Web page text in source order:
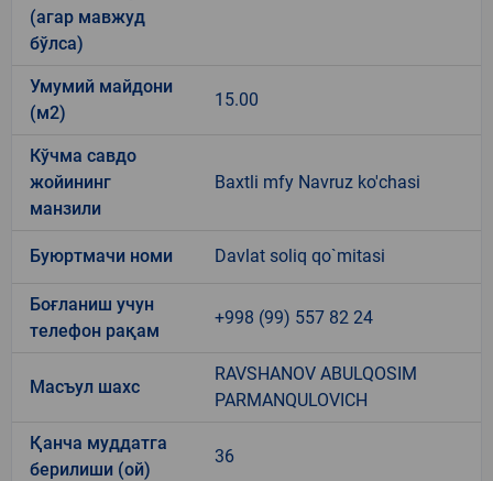
(агар мавжуд
бўлса)
Умумий майдони
(м2)
15.00
Кўчма савдо
жойининг
манзили
Baxtli mfy Navruz ko'chasi
Буюртмачи номи Davlat soliq qo`mitasi
Боғланиш учун
телефон рақам
+998 (99) 557 82 24
Масъул шахс
RAVSHANOV ABULQOSIM
PARMANQULOVICH
Қанча муддатга
берилиши (ой)
36